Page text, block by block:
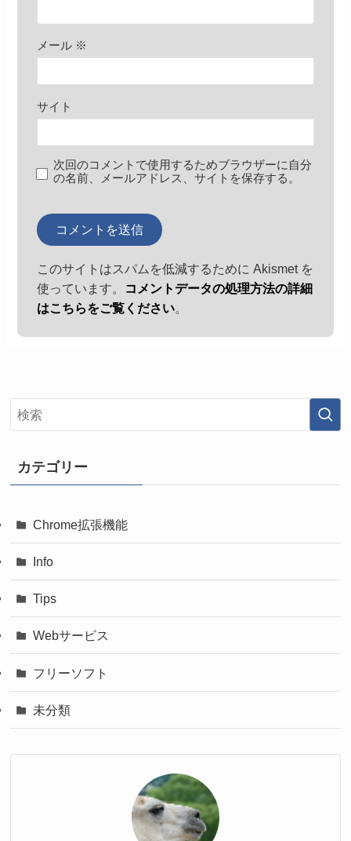
メール ※
サイト
次回のコメントで使用するためブラウザーに自分
の名前、メールアドレス、サイトを保存する。
このサイトはスパムを低減するために Akismet を
使っています。
コメントデータの処理方法の詳細
はこちらをご覧ください。
カテゴリー
Chrome拡張機能
Info
Tips
Webサービス
フリーソフト
未分類